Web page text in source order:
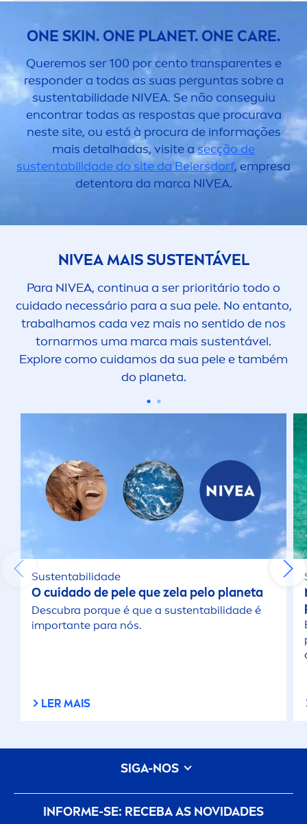
ONE SKIN. ONE PLANET. ONE CARE.
Queremos ser 100 por cento transparentes e
responder a todas as suas perguntas sobre a
sustentabilidade NIVEA. Se não conseguiu
encontrar todas as respostas que procurava
neste site, ou está à procura de informações
mais detalhadas, visite asecção de
sustentabilidade do site da Beiersdorf, empresa
detentora da marca NIVEA.
NIVEAMAIS SUSTENTÁVEL
Para NIVEA, continua a ser prioritário todo o
cuidado necessário para a sua pele. No entanto,
trabalhamos cada vez mais no sentido de nos
tornarmos uma marca mais sustentável.
Explore como cuidamos da sua pele e também
do planeta.
Sustentabilidade
O cuidado de pele que zela pelo planeta
Descubra porque é que a sustentabilidade é
importante para nós.
LER MAIS
INFORME-SE: RECEBA AS NOVIDADES
SIGA-NOS